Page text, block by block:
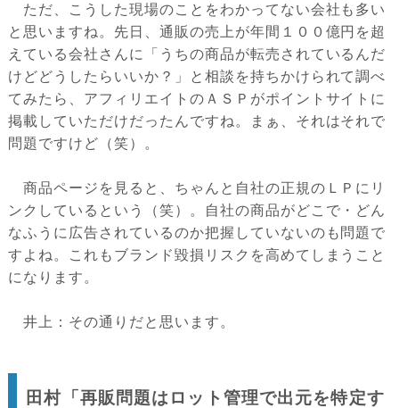
ただ、こうした現場のことをわかってない会社も多い
と思いますね。先日、通販の売上が年間１００億円を超
えている会社さんに「うちの商品が転売されているんだ
けどどうしたらいいか？」と相談を持ちかけられて調べ
てみたら、アフィリエイトのＡＳＰがポイントサイトに
掲載していただけだったんですね。まぁ、それはそれで
問題ですけど（笑）。
商品ページを見ると、ちゃんと自社の正規のＬＰにリ
ンクしているという（笑）。自社の商品がどこで・どん
なふうに広告されているのか把握していないのも問題で
すよね。これもブランド毀損リスクを高めてしまうこと
になります。
井上：その通りだと思います。
田村「再販問題はロット管理で出元を特定す